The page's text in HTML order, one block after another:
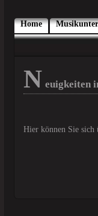
Home
N euigkeiten
Hier können Sie sich